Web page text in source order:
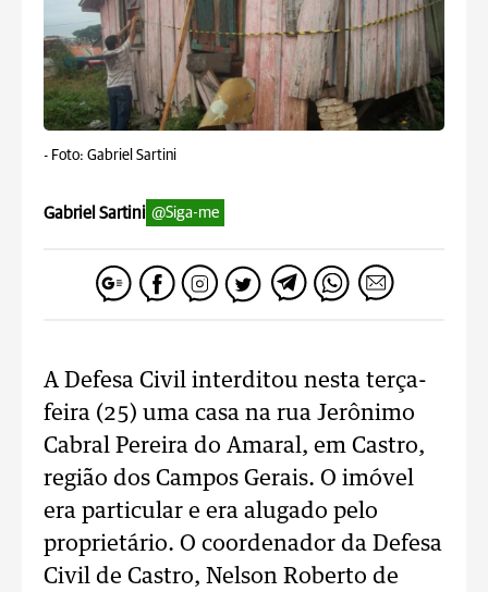
- Foto: Gabriel Sartini
Gabriel Sartini @Siga-me
A Defesa Civil interditou nesta terça-
feira (25) uma casa na rua Jerônimo
Cabral Pereira do Amaral, em Castro,
região dos Campos Gerais. O imóvel
era particular e era alugado pelo
proprietário. O coordenador da Defesa
Civil de Castro, Nelson Roberto de